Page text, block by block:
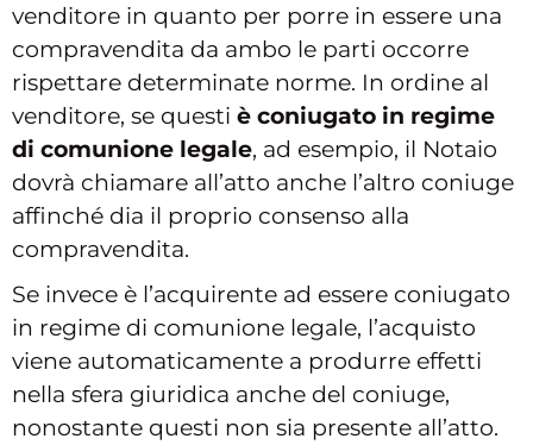
venditore in quanto per porre in essere una
compravendita da ambo le parti occorre
rispettare determinate norme. In ordine al
venditore, se questi è coniugato in regime
di comunione legale, ad esempio, il Notaio
dovrà chiamare all’atto anche l’altro coniuge
affinché dia il proprio consenso alla
compravendita.
Se invece è l’acquirente ad essere coniugato
in regime di comunione legale, l’acquisto
viene automaticamente a produrre effetti
nella sfera giuridica anche del coniuge,
nonostante questi non sia presente all’atto.